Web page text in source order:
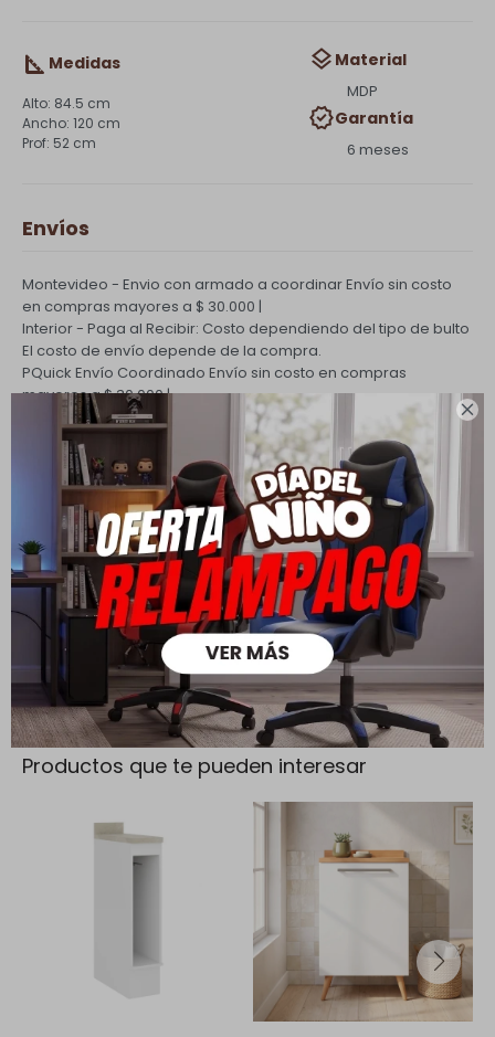

Medidas
84.5 cm
120 cm
52 cm
Material
MDP
Garantía
6 meses
Envíos
Montevideo - Envio con armado a coordinarEnvío sin costo
en compras mayores a $ 30.000 |
Interior - Paga al Recibir: Costo dependiendo del tipo de bulto
El costo de envío depende de la compra.
PQuick Envío Coordinado Envío sin costo en compras
mayores a $ 30.000 |
Cambios y Devoluciones
Todas las compras realizadas tienen un plazo de 5 días para
su cambio.
Ver mas
Medios de pago
Productos que te pueden interesar